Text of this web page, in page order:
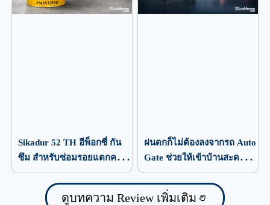
Sikadur 52 TH อีพ็อกซี่ กัน
ซึม สำหรับซ่อมรอยแตกคอ
นกรีต
ฝนตกก็ไม่ต้องลงจากรถ Auto
Gate ช่วยให้เข้าบ้านสะดวก
กว่าเดิม
ดูบทความ Review เพิ่มเติม